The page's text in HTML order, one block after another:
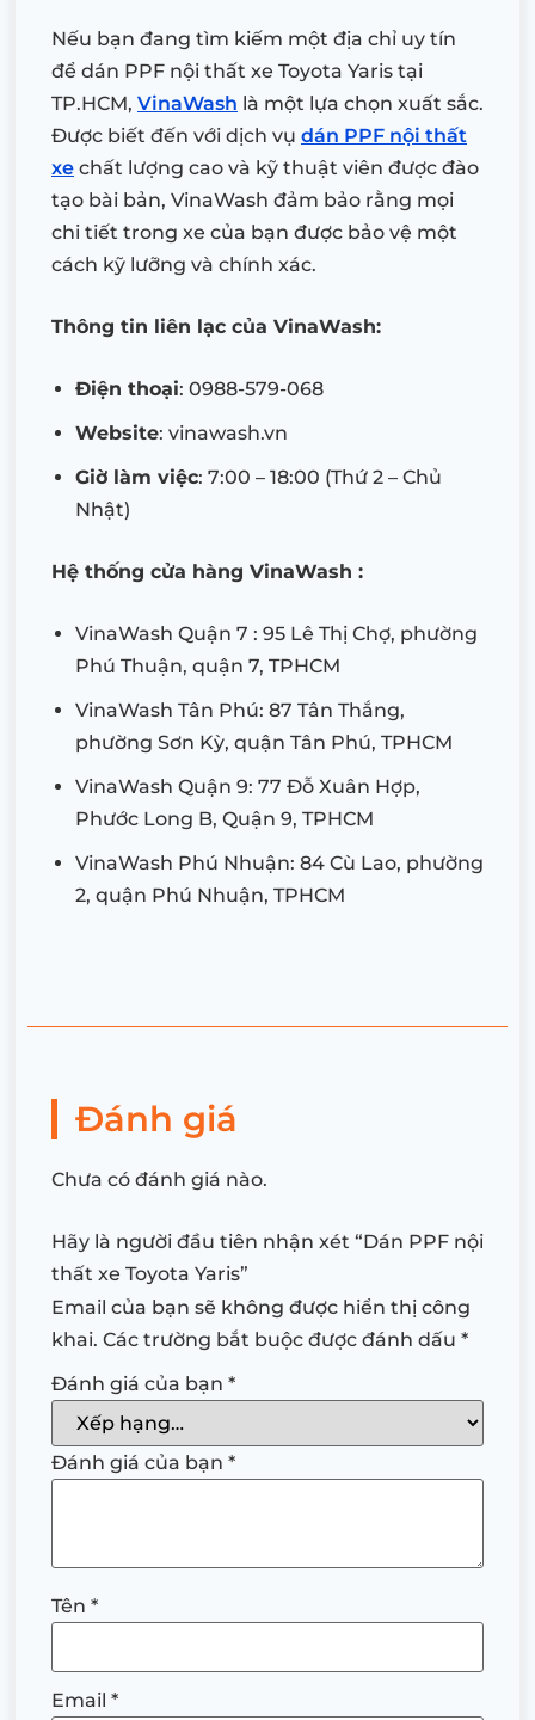
Nếu bạn đang tìm kiếm một địa chỉ uy tín
để dán PPF nội thất xe Toyota Yaris tại
TP.HCM, VinaWash là một lựa chọn xuất sắc.
Được biết đến với dịch vụ dán PPF nội thất
xe chất lượng cao và kỹ thuật viên được đào
tạo bài bản, VinaWash đảm bảo rằng mọi
chi tiết trong xe của bạn được bảo vệ một
cách kỹ lưỡng và chính xác.
Thông tin liên lạc của VinaWash:
Điện thoại: 0988-579-068
Website: vinawash.vn
Giờ làm việc: 7:00 – 18:00 (Thứ 2 – Chủ
Nhật)
Hệ thống cửa hàng VinaWash :
VinaWash Quận 7 : 95 Lê Thị Chợ, phường
Phú Thuận, quận 7, TPHCM
VinaWash Tân Phú: 87 Tân Thắng,
phường Sơn Kỳ, quận Tân Phú, TPHCM
VinaWash Quận 9: 77 Đỗ Xuân Hợp,
Phước Long B, Quận 9, TPHCM
VinaWash Phú Nhuận: 84 Cù Lao, phường
2, quận Phú Nhuận, TPHCM
Đánh giá
Chưa có đánh giá nào.
Hãy là người đầu tiên nhận xét “Dán PPF nội
thất xe Toyota Yaris”
Email của bạn sẽ không được hiển thị công
khai. Các trường bắt buộc được đánh dấu *
Đánh giá của bạn *
Đánh giá của bạn *
Tên *
Email *